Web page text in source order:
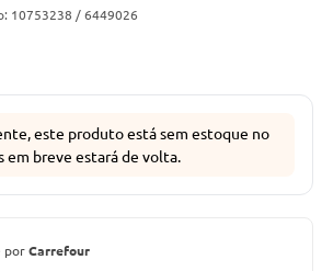
10753238 / 6449026
este produto está sem estoque no
em breve estará de volta.
porCarrefour